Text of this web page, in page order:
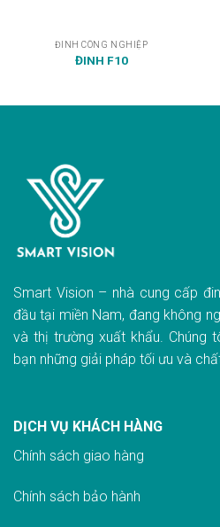
ĐINH CÔNG NGHIỆP
ĐINH F10
Smart Vision – nhà cung cấp
đầu tại miền Nam, đang không
và thị trường xuất khẩu. Chúng
bạn những giải pháp tối ưu và
DỊCH VỤ KHÁCH HÀNG
Chính sách giao hàng
Chính sách bảo hành